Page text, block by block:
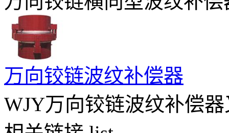
万向铰链波纹补偿器
WJY万向铰链波纹补偿